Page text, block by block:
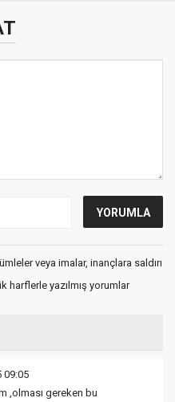
veya imalar, inançlara saldırı
harflerle yazılmış yorumlar
09:05
,olması gereken bu